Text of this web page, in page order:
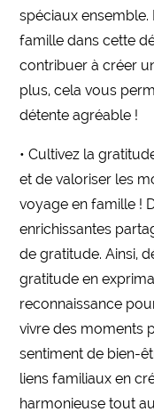
spéciaux
famille dans cette
contribuer à créer
plus, cela vous
détente agréable !
• Cultivez la
et de valoriser les
voyage en famille !
enrichissantes
de gratitude. Ainsi,
gratitude en
reconnaissance
vivre des moments
sentiment de bien-
liens familiaux en
harmonieuse tout